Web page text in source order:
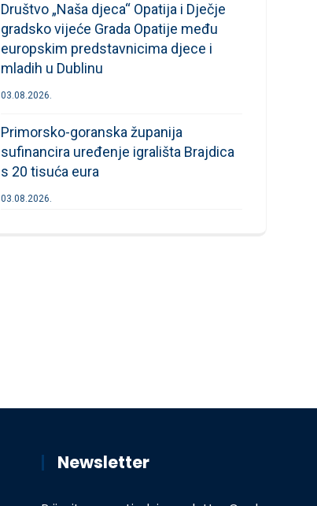
Društvo „Naša djeca“ Opatija i Dječje
gradsko vijeće Grada Opatije među
europskim predstavnicima djece i
mladih u Dublinu
03.08.2026.
Primorsko-goranska županija
sufinancira uređenje igrališta Brajdica
s 20 tisuća eura
03.08.2026.
Newsletter